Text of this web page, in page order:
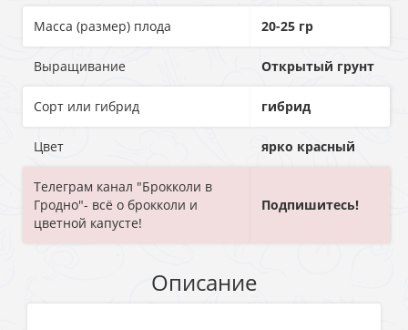
Масса (размер) плода 20-25 гр
Выращивание Открытый грунт
Сорт или гибрид гибрид
Цвет ярко красный
Телеграм канал "Брокколи в
Гродно"- всё о брокколи и
цветной капусте!
Подпишитесь!
Описание